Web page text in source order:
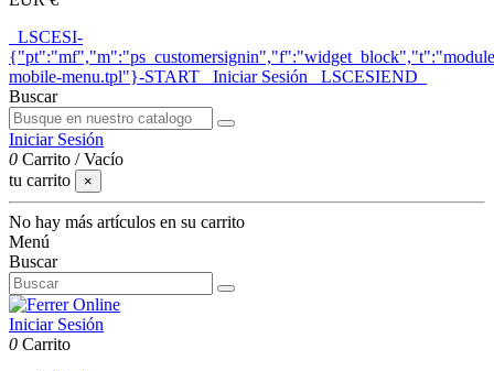
_LSCESI-
mobile-menu.tpl"}-START_ Iniciar Sesión _LSCESIEND_
Buscar
Iniciar Sesión
0 Carrito /Vacío
tu carrito
×
No hay más artículos en su carrito
Menú
Buscar
Iniciar Sesión
0 Carrito